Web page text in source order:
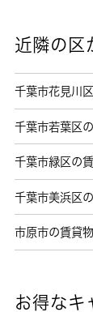
近隣の区
千葉市花見川
千葉市若葉区
千葉市緑区の
千葉市美浜区
市原市の賃貸
お得なキ